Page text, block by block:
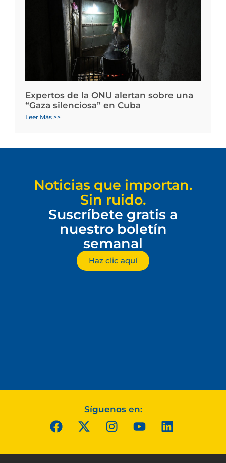
Expertos de la ONU alertan sobre una
“Gaza silenciosa” en Cuba
Leer Más >>
Noticias que importan.
Sin ruido.
Suscríbete gratis a
nuestro boletín
semanal
Haz clic aquí
Síguenos en: